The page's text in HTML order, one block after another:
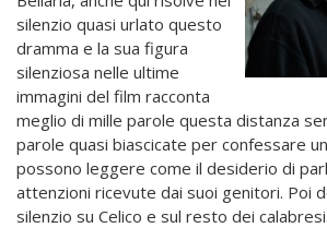
silenzio quasi urlato questo
dramma e la sua figura
silenziosa nelle ultime
immagini del film racconta
meglio di mille parole questa distanza
parole quasi biascicate per confessare
possono leggere come il desiderio di
attenzioni ricevute dai suoi genitori. Poi
silenzio su Celico e sul resto dei calabresi.